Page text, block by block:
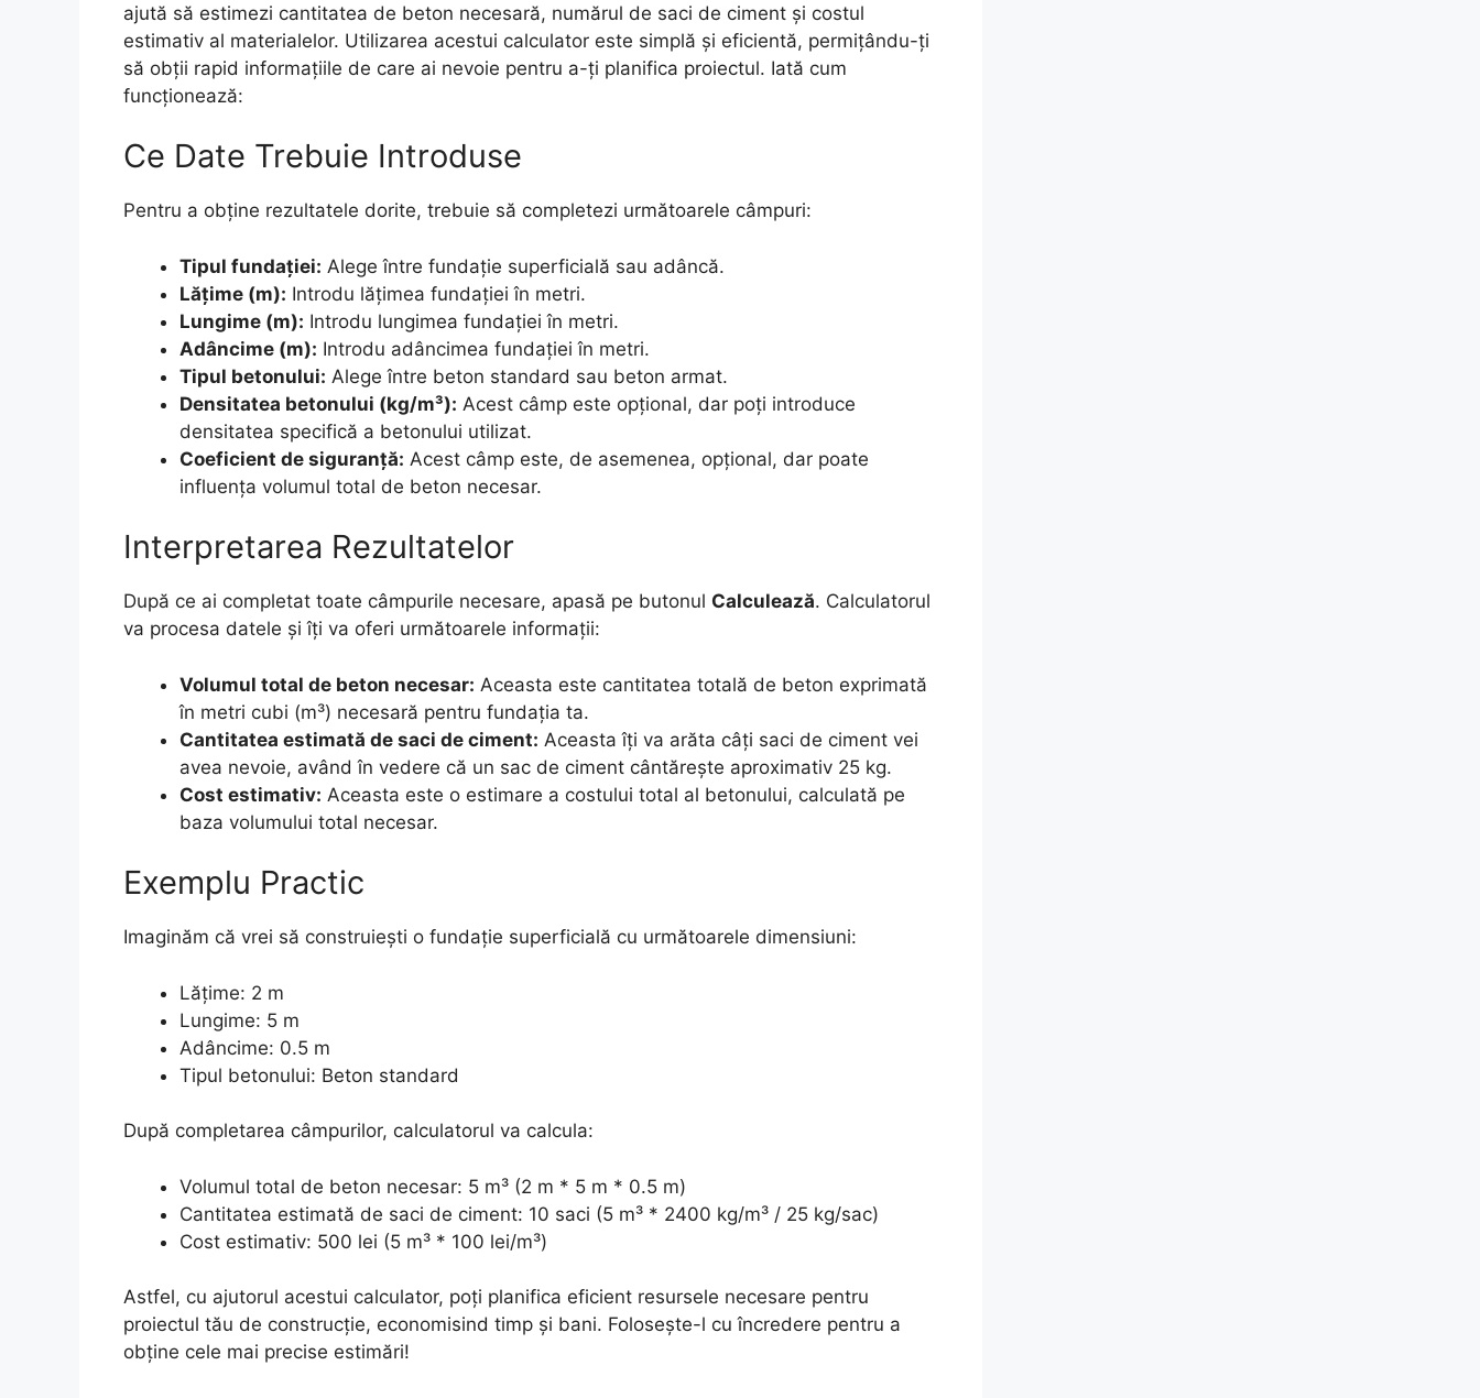
ajută să estimezi cantitatea de beton necesară, numărul de saci de ciment și costul
estimativ al materialelor. Utilizarea acestui calculator este simplă și eficientă, permițându-ți
să obții rapid informațiile de care ai nevoie pentru a-ți planifica proiectul. Iată cum
funcționează:
Ce Date Trebuie Introduse
Pentru a obține rezultatele dorite, trebuie să completezi următoarele câmpuri:
Tipul fundației: Alege între fundație superficială sau adâncă.
Lățime (m): Introdu lățimea fundației în metri.
Lungime (m): Introdu lungimea fundației în metri.
Adâncime (m): Introdu adâncimea fundației în metri.
Tipul betonului: Alege între beton standard sau beton armat.
Densitatea betonului (kg/m³): Acest câmp este opțional, dar poți introduce
densitatea specifică a betonului utilizat.
Coeficient de siguranță: Acest câmp este, de asemenea, opțional, dar poate
influența volumul total de beton necesar.
Interpretarea Rezultatelor
După ce ai completat toate câmpurile necesare, apasă pe butonul Calculează. Calculatorul
va procesa datele și îți va oferi următoarele informații:
Volumul total de beton necesar: Aceasta este cantitatea totală de beton exprimată
în metri cubi (m³) necesară pentru fundația ta.
Cantitatea estimată de saci de ciment: Aceasta îți va arăta câți saci de ciment vei
avea nevoie, având în vedere că un sac de ciment cântărește aproximativ 25 kg.
Cost estimativ: Aceasta este o estimare a costului total al betonului, calculată pe
baza volumului total necesar.
Exemplu Practic
Imaginăm că vrei să construiești o fundație superficială cu următoarele dimensiuni:
Lățime: 2 m
Lungime: 5 m
Adâncime: 0.5 m
Tipul betonului: Beton standard
După completarea câmpurilor, calculatorul va calcula:
Volumul total de beton necesar: 5 m³ (2 m * 5 m * 0.5 m)
Cantitatea estimată de saci de ciment: 10 saci (5 m³ * 2400 kg/m³ / 25 kg/sac)
Cost estimativ: 500 lei (5 m³ * 100 lei/m³)
Astfel, cu ajutorul acestui calculator, poți planifica eficient resursele necesare pentru
proiectul tău de construcție, economisind timp și bani. Folosește-l cu încredere pentru a
obține cele mai precise estimări!